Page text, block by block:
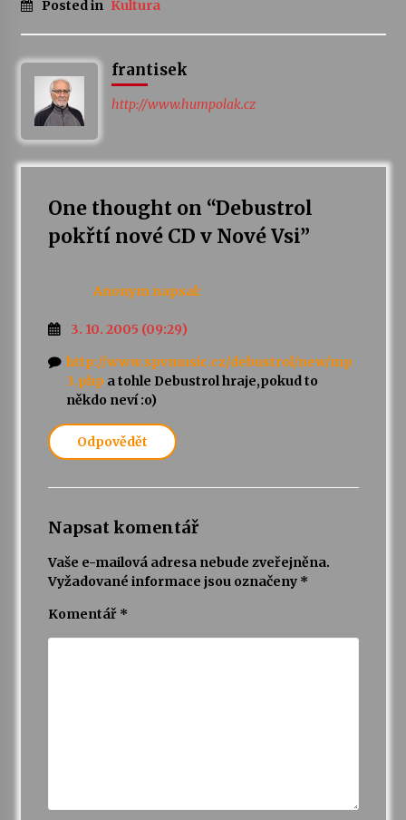
13. 7. 2026
Želiv
3. 7. 2026
Posted in Kultura
frantisek
http://www.humpolak.cz
One thought on “Debustrol
pokřtí nové CD v Nové Vsi”
Anonym napsal:
3. 10. 2005 (09:29)
http://www.spvmusic.cz/debustrol/new/mp
3.php a tohle Debustrol hraje,pokud to
někdo neví :o)
Odpovědět
Napsat komentář
Vaše e-mailová adresa nebude zveřejněna.
Vyžadované informace jsou označeny *
Komentář *